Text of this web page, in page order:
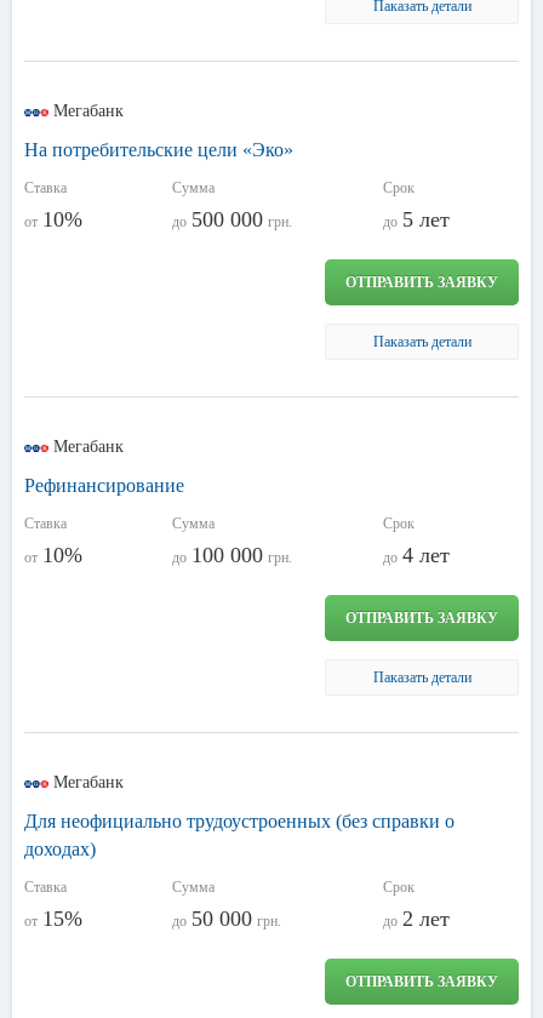
Паказать детали
Мегабанк
На потребительские цели «Эко»
Ставка
от 10%
Сумма
до 500 000 грн.
Срок
до 5 лет
ОТПРАВИТЬ ЗАЯВКУ
Паказать детали
Мегабанк
Рефинансирование
Ставка
от 10%
Сумма
до 100 000 грн.
Срок
до 4 лет
ОТПРАВИТЬ ЗАЯВКУ
Паказать детали
Мегабанк
Для неофициально трудоустроенных (без справки о
доходах)
Ставка
от 15%
Сумма
до 50 000 грн.
Срок
до 2 лет
ОТПРАВИТЬ ЗАЯВКУ